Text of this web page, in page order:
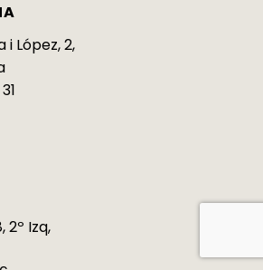
i López, 2,
2º Izq,